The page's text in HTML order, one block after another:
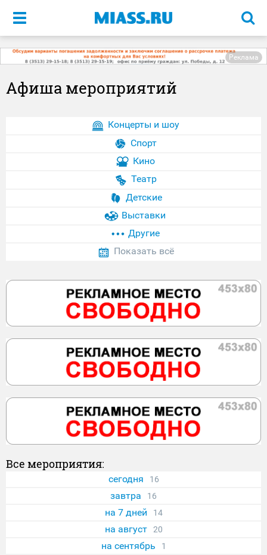
Меню
Реклама
Афиша мероприятий
Концерты и шоу
Спорт
Кино
Театр
Детские
Выставки
Другие
Показать всё
Все мероприятия:
сегодня 16
завтра 16
на 7 дней 14
на август 20
на сентябрь 1